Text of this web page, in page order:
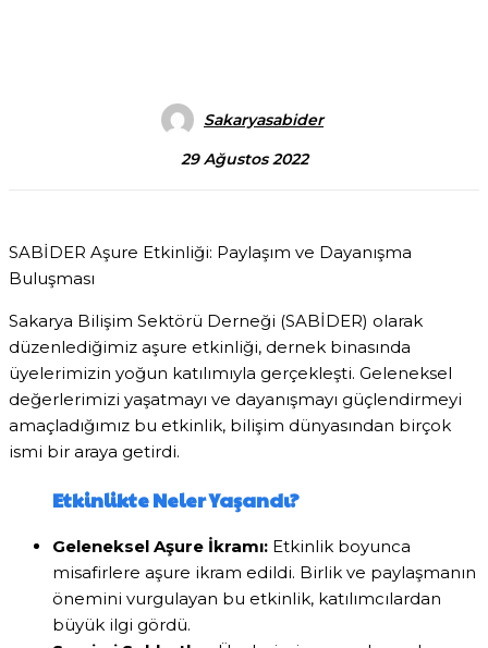
Sakaryasabider
29 Ağustos 2022
SABİDER Aşure Etkinliği: Paylaşım ve Dayanışma
Buluşması
Sakarya Bilişim Sektörü Derneği (SABİDER) olarak
düzenlediğimiz aşure etkinliği, dernek binasında
üyelerimizin yoğun katılımıyla gerçekleşti. Geleneksel
değerlerimizi yaşatmayı ve dayanışmayı güçlendirmeyi
amaçladığımız bu etkinlik, bilişim dünyasından birçok
ismi bir araya getirdi.
Etkinlikte Neler Yaşandı?
Geleneksel Aşure İkramı: Etkinlik boyunca
misafirlere aşure ikram edildi. Birlik ve paylaşmanın
önemini vurgulayan bu etkinlik, katılımcılardan
büyük ilgi gördü.